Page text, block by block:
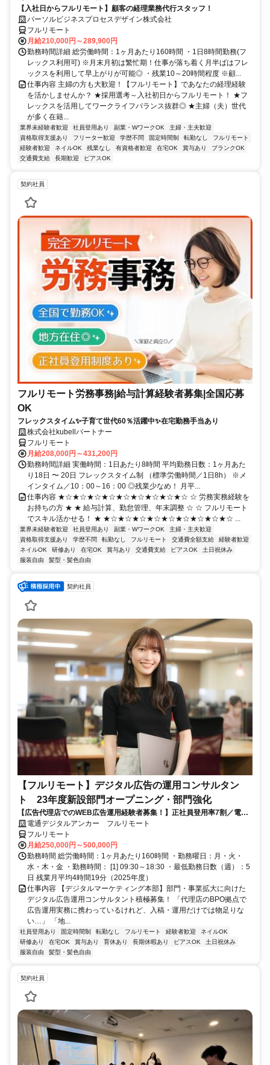
【入社日からフルリモート】顧客の経理業務代行スタッフ！
パーソルビジネスプロセスデザイン株式会社
フルリモート
月給210,000円～289,900円
勤務時間詳細 総労働時間：1ヶ月あたり160時間 ・1日8時間勤務(フ
レックス利用可) ※月末月初は繁忙期！仕事が落ち着く月半ばはフレ
ックスを利用して早上がりが可能◎ ・残業10～20時間程度 ※顧...
仕事内容 主婦の方も大歓迎！【フルリモート】であなたの経理経験
を活かしませんか？ ★採用選考～入社初日からフルリモート！ ★フ
レックスを活用してワークライフバランス抜群◎ ★主婦（夫）世代
が多く在籍...
業界未経験者歓迎 社員登用あり 副業・WワークOK
主婦・主夫歓迎
資格取得支援あり
フリーター歓迎 学歴不問 固定時間制 転勤なし
フルリモート
経験者歓迎
ネイルOK 残業なし 有資格者歓迎 在宅OK 賞与あり
ブランクOK
交通費支給
長期歓迎 ピアスOK
契約社員
フルリモート労務事務|給与計算経験者募集|全国応募
OK
フレックスタイム✨子育て世代60％活躍中✨在宅勤務手当あり
株式会社kubellパートナー
フルリモート
月給208,000円～431,200円
勤務時間詳細 実働時間：1日あたり8時間 平均勤務日数：1ヶ月あた
り18日 〜 20日 フレックスタイム制 （標準労働時間／1日8h） ※メ
インタイム／10：00～16：00 ◎残業少なめ！ 月平...
仕事内容 ★☆★☆★☆★☆★☆★☆★☆★☆★☆ ☆ 労務実務経験を
お持ちの方 ★ ★ 給与計算、勤怠管理、年末調整 ☆ ☆ フルリモート
でスキル活かせる！ ★ ★☆★☆★☆★☆★☆★☆★☆★☆★☆ ...
業界未経験者歓迎 社員登用あり 副業・WワークOK
主婦・主夫歓迎
資格取得支援あり
学歴不問 転勤なし フルリモート 交通費全額支給
経験者歓迎
ネイルOK
研修あり 在宅OK 賞与あり 交通費支給 ピアスOK
土日祝休み
服装自由
髪型・髪色自由
契約社員
【フルリモート】デジタル広告の運用コンサルタン
ト 23年度新設部門オープニング・部門強化
【広告代理店でのWEB広告運用経験者募集！】正社員登用率7割／電通
G／全国×完全在宅／年休126日・土日祝休み／残業月平均4時間19分
電通デジタルアンカー フルリモート
フルリモート
月給250,000円～500,000円
勤務時間 総労働時間：1ヶ月あたり160時間 ・勤務曜日：月・火・
水・木・金 ・勤務時間： [1] 09:30～18:30 ・最低勤務日数（週）：5
日 残業月平均4時間19分（2025年度）
仕事内容 【デジタルマーケティング本部】部門・事業拡大に向けた
デジタル広告運用コンサルタント積極募集！ 「代理店のBPO拠点で
広告運用実務に携わっているけれど、入稿・運用だけでは物足りな
い…」 「地...
社員登用あり 固定時間制 転勤なし フルリモート 経験者歓迎
ネイルOK
研修あり
在宅OK 賞与あり 育休あり 長期休暇あり ピアスOK
土日祝休み
服装自由
髪型・髪色自由
契約社員